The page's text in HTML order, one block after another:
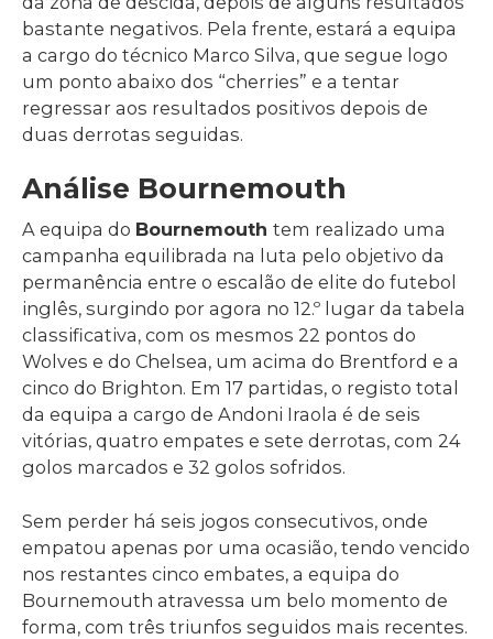
bastante negativos. Pela frente, estará a equipa
a cargo do técnico Marco Silva, que segue logo
um ponto abaixo dos “cherries” e a tentar
regressar aos resultados positivos depois de
duas derrotas seguidas.
Análise Bournemouth
A equipa do Bournemouth tem realizado uma
campanha equilibrada na luta pelo objetivo da
permanência entre o escalão de elite do futebol
inglês, surgindo por agora no 12.º lugar da tabela
classificativa, com os mesmos 22 pontos do
Wolves e do Chelsea, um acima do Brentford e a
cinco do Brighton. Em 17 partidas, o registo total
da equipa a cargo de Andoni Iraola é de seis
vitórias, quatro empates e sete derrotas, com 24
golos marcados e 32 golos sofridos.
Sem perder há seis jogos consecutivos, onde
empatou apenas por uma ocasião, tendo vencido
nos restantes cinco embates, a equipa do
Bournemouth atravessa um belo momento de
forma, com três triunfos seguidos mais recentes.